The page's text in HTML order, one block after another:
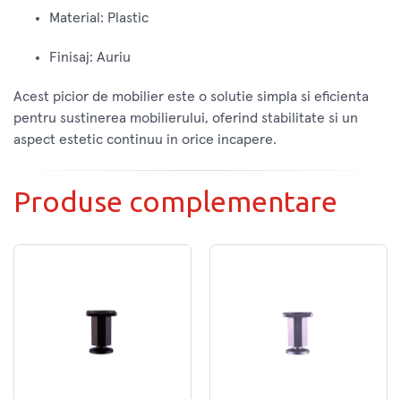
Material: Plastic
Finisaj: Auriu
Acest picior de mobilier este o solutie simpla si eficienta
pentru sustinerea mobilierului, oferind stabilitate si un
aspect estetic continuu in orice incapere.
Produse complementare